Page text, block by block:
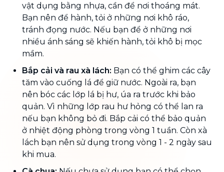
vật dụng bằng nhựa, cần để nơi thoáng mát.
Bạn nên để hành, tỏi ở những nơi khô ráo,
tránh đọng nước. Nếu bạn để ở những nơi
nhiều ánh sáng sẽ khiến hành, tỏi khô bị mọc
mầm.
Bắp cải và rau xà lách: Bạn có thể ghim các cây
tăm vào cuống lá để giữ nước. Ngoài ra, bạn
nên bóc các lớp lá bị hư, úa ra trước khi bảo
quản. Vì những lớp rau hư hỏng có thể lan ra
nếu bạn không bỏ đi. Bắp cải có thể bảo quản
ở nhiệt động phòng trong vòng 1 tuần. Còn xà
lách bạn nên sử dụng trong vòng 1 - 2 ngày sau
khi mua.